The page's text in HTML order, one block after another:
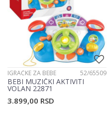
IGRAČKE ZA BEBE 52/65509
BEBI MUZIČKI AKTIVITI
VOLAN 22871
3.899,00 RSD